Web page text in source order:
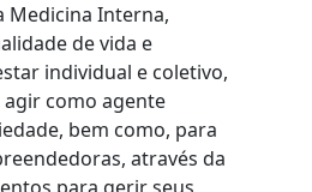
Medicina Interna,
de vida e
individual e coletivo,
como agente
bem como, para
através da